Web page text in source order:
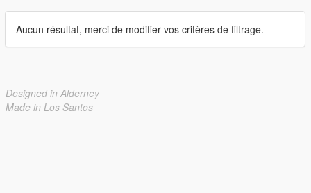
Aucun résultat, merci de modifier vos critères de filtrage.
Designed in Alderney
Made in Los Santos